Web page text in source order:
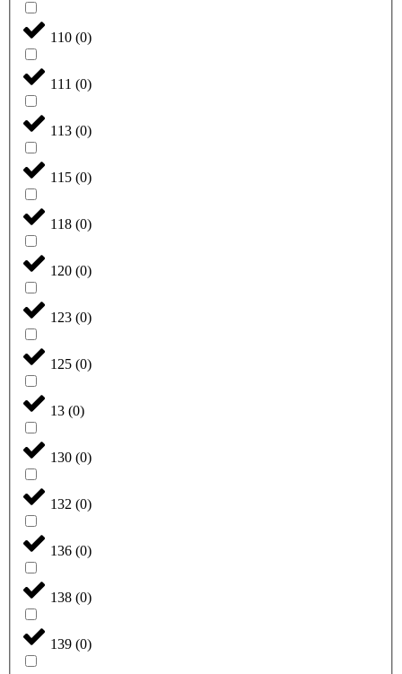
110 (0)
111 (0)
113 (0)
115 (0)
118 (0)
120 (0)
123 (0)
125 (0)
13 (0)
130 (0)
132 (0)
136 (0)
138 (0)
139 (0)